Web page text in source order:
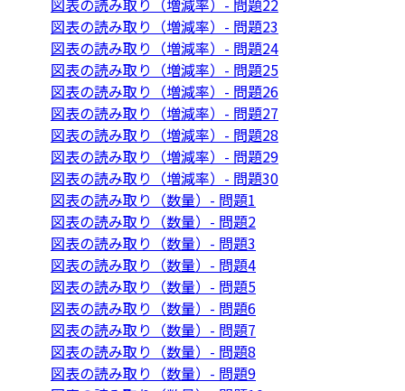
図表の読み取り（増減率）- 問題22
図表の読み取り（増減率）- 問題23
図表の読み取り（増減率）- 問題24
図表の読み取り（増減率）- 問題25
図表の読み取り（増減率）- 問題26
図表の読み取り（増減率）- 問題27
図表の読み取り（増減率）- 問題28
図表の読み取り（増減率）- 問題29
図表の読み取り（増減率）- 問題30
図表の読み取り（数量）- 問題1
図表の読み取り（数量）- 問題2
図表の読み取り（数量）- 問題3
図表の読み取り（数量）- 問題4
図表の読み取り（数量）- 問題5
図表の読み取り（数量）- 問題6
図表の読み取り（数量）- 問題7
図表の読み取り（数量）- 問題8
図表の読み取り（数量）- 問題9